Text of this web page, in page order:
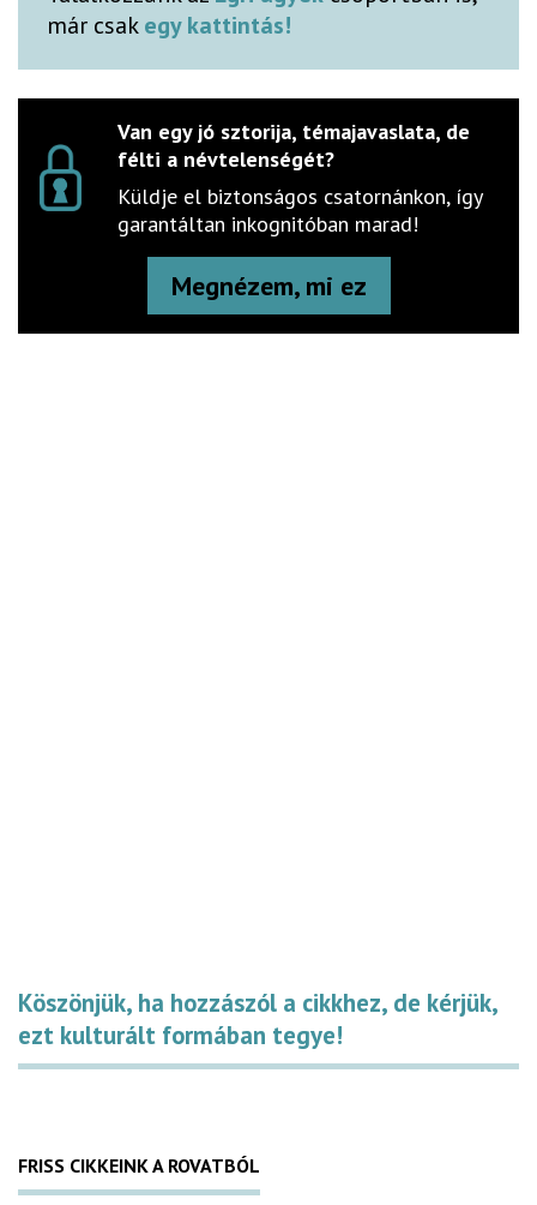
már csakegy kattintás!
Van egy jó sztorija, témajavaslata, de
félti a névtelenségét?
Küldje el biztonságos csatornánkon, így
garantáltan inkognitóban marad!
Megnézem, mi ez
Köszönjük, ha hozzászól a cikkhez, de kérjük,
ezt kulturált formában tegye!
FRISS CIKKEINK A ROVATBÓL